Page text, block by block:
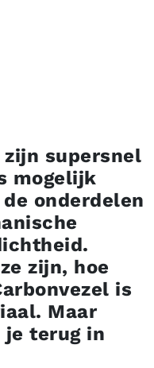
zijn supersnel
mogelijk
onderdelen
zijn, hoe
is
Maar
terug in